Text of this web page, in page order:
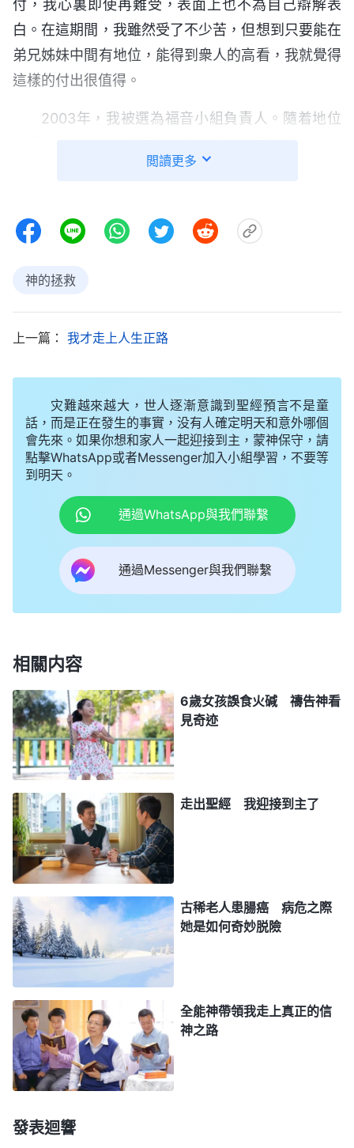
付，我心裏即使再難受，表面上也不為自己辯解表
白。在這期間，我雖然受了不少苦，但想到只要能在
弟兄姊妹中間有地位，能得到衆人的高看，我就覺得
這樣的付出很值得。
2003年，我被選為福音小組負責人。隨着地位
起來，心想：「看來是金子總會發光的，我一定得好
會更加羡慕我，崇拜我，那該多風光啊！」到了盡本
分的地方，帶領考慮到我剛負責這方面工作，無論是
經驗還是作工的方式方法都比較缺少，就把鄰近地方
輕，也不如我的素質好，交通神的話也不如我交通得
眼裏，認為憑自己的實力肯定能作好工作。聚完會
後，我馬上到各組了解工作情况，當發現工作上有一
些偏差、漏洞，有的弟兄姊妹還不會傳福音見證 神，
我既着急又生氣，不由得張口教訓弟兄姊妹：「就你
們這樣盡本分能合神心意嗎？既不想付代價，還想蒙
拯救，這有理智嗎？……」并在交通中不時地顯露自
己，告訴大家我以前是怎麽作福音工作的，付了多少
代價，果效如何如何好……看到弟兄姊妹臉上露出羡
慕的表情，我心裏美滋滋的，覺得自己就是比别人有
自己已經走上了錯誤的道路，心裏也不感覺害怕，反
倒以此為享受。最後，我完全失去了聖靈作工，實在
作不了工作，被撤换了本分回家靈修反省。面對這樣
的結果，我好像一下子掉進了無底深坑，强烈的失落
感使我渾身癱軟無力，我不由得想：「當初出來盡本
分時風風光光的，如今却如此狼狽不堪地回去，我該
怎麽面對家人，面對家鄉的弟兄姊妹？他們會怎麽看
我？會不會嘲笑我、小瞧我？」一想到自己失去了在
人心中的形象、地位，我就感覺痛苦不堪，整個人都
快要崩潰了，活在消極中不能自拔，甚至連神的話都
看不下去。痛苦煎熬中，我只能不住地禱告神：「神
啊！我現在很軟弱，靈裏特别黑暗，我接受不了自己
被撤换這個事實，也不願順服教會的安排，但我知道
你作的都是好的，都有你的美意在其中，願你開啓我
明白你的心意。」禱告後，神的話開啓了我：「
們的追求中，個人的觀念、盼望、前途太多，現在這
樣作工就是為了對付你們的地位之心，對付你們那些
的典型代表。……雖然走到今天這個地步，對地位你
閲讀更多
神的拯救
上一篇： 我才走上人生正路
灾難越來越大，世人逐漸意識到聖經預言不是童
話，而是正在發生的事實，没有人確定明天和意外哪個
會先來。如果你想和家人一起迎接到主，蒙神保守，請
點擊WhatsApp或者Messenger加入小組學習，不要等
到明天。
通過WhatsApp與我們聯繫
通過Messenger與我們聯繫
相關内容
6歲女孩誤食火碱 禱告神看
見奇迹
走出聖經 我迎接到主了
古稀老人患腸癌 病危之際
她是如何奇妙脱險
全能神帶領我走上真正的信
神之路
發表迴響